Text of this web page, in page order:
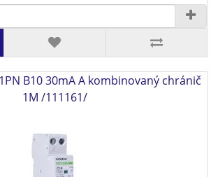
B10 30mA A kombinovaný chránič
1M /111161/